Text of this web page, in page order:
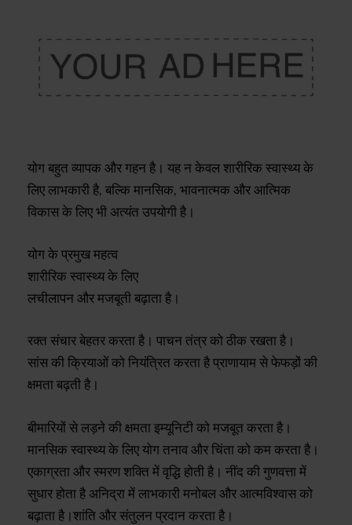
योग बहुत व्यापक और गहन है। यह न केवल शारीरिक स्वास्थ्य के
लिए लाभकारी है, बल्कि मानसिक, भावनात्मक और आत्मिक
विकास के लिए भी अत्यंत उपयोगी है।
योग के प्रमुख महत्व
शारीरिक स्वास्थ्य के लिए
लचीलापन और मजबूती बढ़ाता है।
रक्त संचार बेहतर करता है। पाचन तंत्र को ठीक रखता है।
सांस की क्रियाओं को नियंत्रित करता है प्राणायाम से फेफड़ों की
क्षमता बढ़ती है।
बीमारियों से लड़ने की क्षमता इम्यूनिटी को मजबूत करता है।
मानसिक स्वास्थ्य के लिए योग तनाव और चिंता को कम करता है।
एकाग्रता और स्मरण शक्ति में वृद्धि होती है। नींद की गुणवत्ता में
सुधार होता है अनिद्रा में लाभकारी मनोबल और आत्मविश्वास को
बढ़ाता है।शांति और संतुलन प्रदान करता है।